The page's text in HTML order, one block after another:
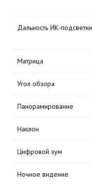
Дальность ИК-подсветки
Матрица
Угол обзора
Панорамирование
Наклон
Цифровой зум
Ночное видение